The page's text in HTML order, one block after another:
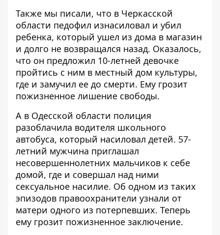
Также мы писали, что в Черкасской
области педофил изнасиловал и убил
ребенка, который ушел из дома в магазин
и долго не возвращался назад. Оказалось,
что он предложил 10-летней девочке
пройтись с ним в местный дом культуры,
где и замучил ее до смерти. Ему грозит
пожизненное лишение свободы.
А в Одесской области полиция
разоблачила водителя школьного
автобуса, который насиловал детей. 57-
летний мужчина приглашал
несовершеннолетних мальчиков к себе
домой, где и совершал над ними
сексуальное насилие. Об одном из таких
эпизодов правоохранители узнали от
матери одного из потерпевших. Теперь
ему грозит пожизненное заключение.